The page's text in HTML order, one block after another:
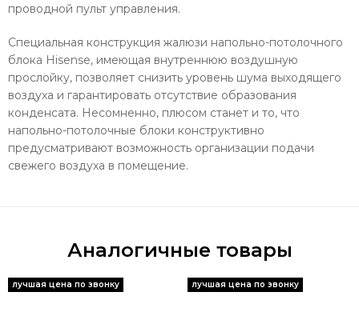
проводной пульт управления.
Специальная конструкция жалюзи напольно-потолочного
блока Hisense, имеющая внутреннюю воздушную
прослойку, позволяет снизить уровень шума выходящего
воздуха и гарантировать отсутствие образования
конденсата. Несомненно, плюсом станет и то, что
напольно-потолочные блоки конструктивно
предусматривают возможность организации подачи
свежего воздуха в помещение.
Аналогичные товары